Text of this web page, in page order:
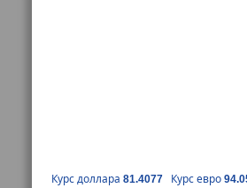
Курс доллара 81.4077 Курс евро